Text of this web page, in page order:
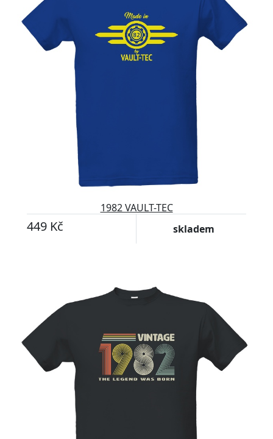
1982 VAULT-TEC
449 Kč skladem